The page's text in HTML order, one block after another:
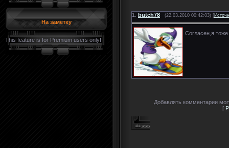
На заметку
This feature is for Premium users only!
1. butch78 (22.03.2010 00:42:03) [
Согласен,я
Добавлять комментарии
[